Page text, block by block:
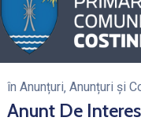
în Anunțuri‚ Anunțuri și
Anunt De